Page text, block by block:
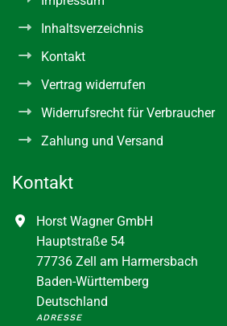
Inhaltsverzeichnis
Kontakt
Vertrag widerrufen
Widerrufsrecht für Verbraucher
Zahlung und Versand
Kontakt
Horst Wagner GmbH
Hauptstraße 54
77736 Zell am Harmersbach
Baden-Württemberg
Deutschland
ADRESSE